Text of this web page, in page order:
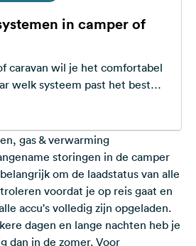
in camper of
caravan wil je het comfortabel
welk systeem past het beste
gas & verwarming
storingen in de camper
om de laadstatus van alle
voordat je op reis gaat en
accu's volledig zijn opgeladen.
dagen en lange nachten heb je
dan in de zomer. Voor